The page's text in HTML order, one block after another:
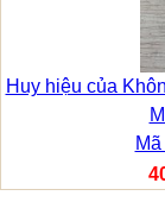
Huy hiệu của